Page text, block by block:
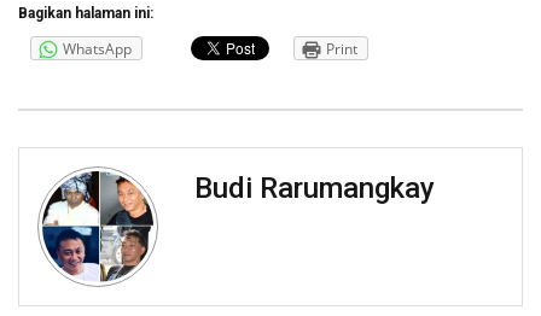
Bagikan halaman ini:
WhatsApp Print
Budi Rarumangkay